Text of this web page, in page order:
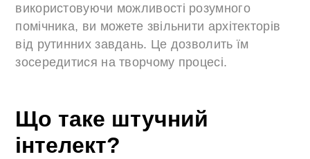
використовуючи можливості розумного
помічника, ви можете звільнити архітекторів
від рутинних завдань. Це дозволить їм
зосередитися на творчому процесі.
Що таке штучний
інтелект?